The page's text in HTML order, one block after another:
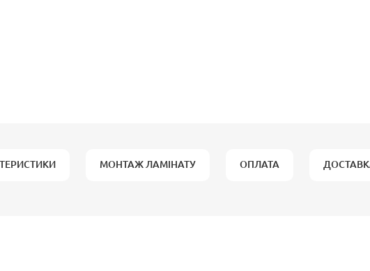
МОНТАЖ ЛАМІНАТУ ОПЛАТА